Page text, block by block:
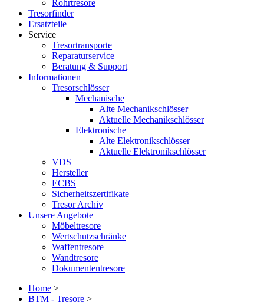
Rohrtresore
Tresorfinder
Ersatzteile
Service
Tresortransporte
Reparaturservice
Beratung & Support
Informationen
Tresorschlösser
Mechanische
Alte Mechanikschlösser
Aktuelle Mechanikschlösser
Elektronische
Alte Elektronikschlösser
Aktuelle Elektronikschlösser
VDS
Hersteller
ECBS
Sicherheitszertifikate
Tresor Archiv
Unsere Angebote
Möbeltresore
Wertschutzschränke
Waffentresore
Wandtresore
Dokumententresore
Home >
BTM - Tresore >